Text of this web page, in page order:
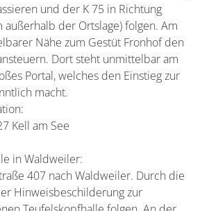
und der K 75 in Richtung
außerhalb der Ortslage) folgen. Am
Nähe zum Gestüt Fronhof den
Dort steht unmittelbar am
Portal, welches den Einstieg zur
macht.
Kell am See
in Waldweiler:
407 nach Waldweiler. Durch die
Hinweisbeschilderung zur